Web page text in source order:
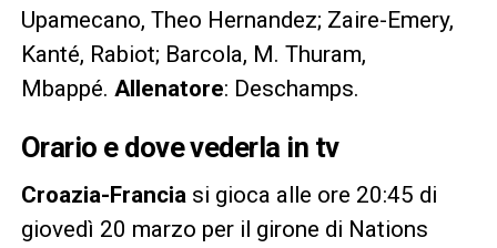
Upamecano, Theo Hernandez; Zaire-Emery,
Kanté, Rabiot; Barcola, M. Thuram,
Mbappé. Allenatore: Deschamps.
Orario e dove vederla in tv
Croazia-Francia si gioca alle ore 20:45 di
giovedì 20 marzo per il girone di Nations